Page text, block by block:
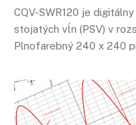
CQV-SWR120 je
stojatých vĺn (PSV) v
Plnofarebný 240 x 240